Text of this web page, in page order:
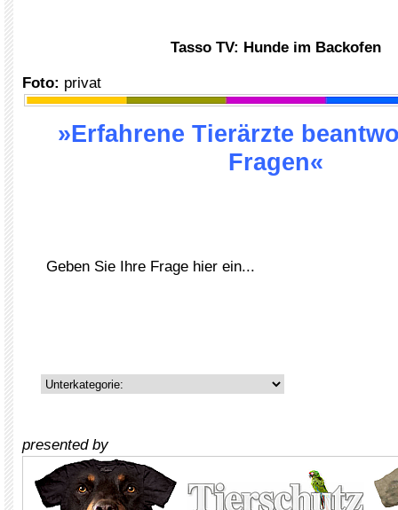
Tasso TV: Hunde im Backofen
Foto: privat
»Erfahrene Tierärzte
Fragen«
presented by